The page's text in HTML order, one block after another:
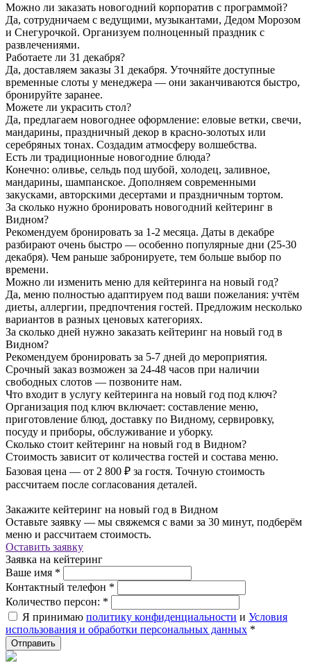
Можно ли заказать новогодний корпоратив с программой?
Да, сотрудничаем с ведущими, музыкантами, Дедом Морозом
и Снегурочкой. Организуем полноценный праздник с
развлечениями.
Работаете ли 31 декабря?
Да, доставляем заказы 31 декабря. Уточняйте доступные
временные слоты у менеджера — они заканчиваются быстро,
бронируйте заранее.
Можете ли украсить стол?
Да, предлагаем новогоднее оформление: еловые ветки, свечи,
мандарины, праздничный декор в красно-золотых или
серебряных тонах. Создадим атмосферу волшебства.
Есть ли традиционные новогодние блюда?
Конечно: оливье, сельдь под шубой, холодец, заливное,
мандарины, шампанское. Дополняем современными
закусками, авторскими десертами и праздничным тортом.
За сколько нужно бронировать новогодний кейтеринг в
Видном?
Рекомендуем бронировать за 1-2 месяца. Даты в декабре
разбирают очень быстро — особенно популярные дни (25-30
декабря). Чем раньше забронируете, тем больше выбор по
времени.
Можно ли изменить меню для кейтеринга на новый год?
Да, меню полностью адаптируем под ваши пожелания: учтём
диеты, аллергии, предпочтения гостей. Предложим несколько
вариантов в разных ценовых категориях.
За сколько дней нужно заказать кейтеринг на новый год в
Видном?
Рекомендуем бронировать за 5-7 дней до мероприятия.
Срочный заказ возможен за 24-48 часов при наличии
свободных слотов — позвоните нам.
Что входит в услугу кейтеринга на новый год под ключ?
Организация под ключ включает: составление меню,
приготовление блюд, доставку по Видному, сервировку,
посуду и приборы, обслуживание и уборку.
Сколько стоит кейтеринг на новый год в Видном?
Стоимость зависит от количества гостей и состава меню.
Базовая цена — от 2 800 ₽ за гостя. Точную стоимость
рассчитаем после согласования деталей.
Закажите кейтеринг на новый год в Видном
Оставьте заявку — мы свяжемся с вами за 30 минут, подберём
меню и рассчитаем стоимость.
Оставить заявку
Заявка на кейтеринг
Ваше имя *
Контактный телефон *
Количество персон: *
Я принимаю политику конфиденциальности и Условия
использования и обработки персональных данных *